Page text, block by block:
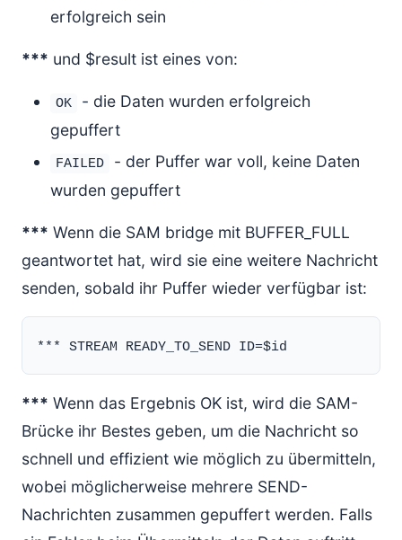
erfolgreich sein
*** und $result ist eines von:
OK
- die Daten wurden erfolgreich
gepuffert
FAILED
- der Puffer war voll, keine Daten
wurden gepuffert
*** Wenn die SAM bridge mit BUFFER_FULL
geantwortet hat, wird sie eine weitere Nachricht
senden, sobald ihr Puffer wieder verfügbar ist:
*** Wenn das Ergebnis OK ist, wird die SAM-
Brücke ihr Bestes geben, um die Nachricht so
schnell und effizient wie möglich zu übermitteln,
wobei möglicherweise mehrere SEND-
Nachrichten zusammen gepuffert werden. Falls